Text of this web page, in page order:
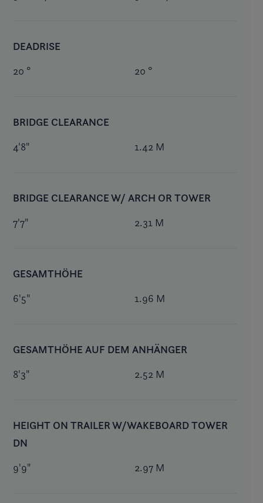
DEADRISE
20 ° 20 °
BRIDGE CLEARANCE
4'8" 1.42 M
BRIDGE CLEARANCE W/ ARCH OR TOWER
7'7" 2.31 M
GESAMTHÖHE
6'5" 1.96 M
GESAMTHÖHE AUF DEM ANHÄNGER
8'3" 2.52 M
HEIGHT ON TRAILER W/WAKEBOARD TOWER
DN
9'9" 2.97 M